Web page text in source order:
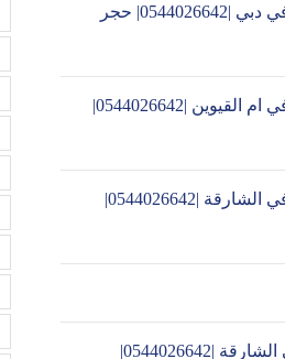
تركيب حجر صناعي في دبي |0544026642| حجر
تركيب حجر صناعي في ام القيوين |0544026642|
تركيب حجر صناعي في الشارقة |0544026642|
تركيب جبس بورد في الشارقة |0544026642|